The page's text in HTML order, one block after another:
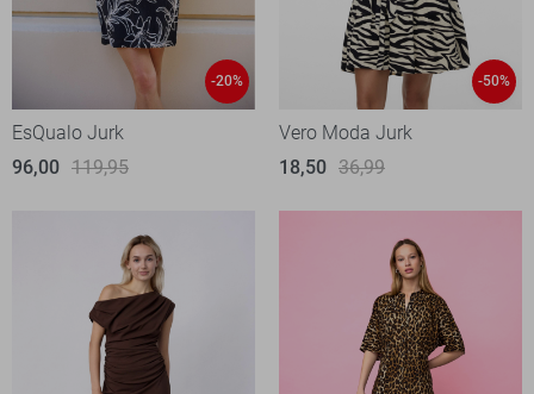
-20%
EsQualo Jurk
96,00 119,95
-50%
Vero Moda Jurk
18,50 36,99